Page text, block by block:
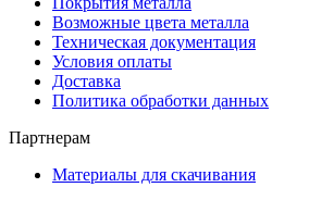
Возможные цвета металла
Техническая документация
Условия оплаты
Доставка
Политика обработки данных
Партнерам
Материалы для скачивания